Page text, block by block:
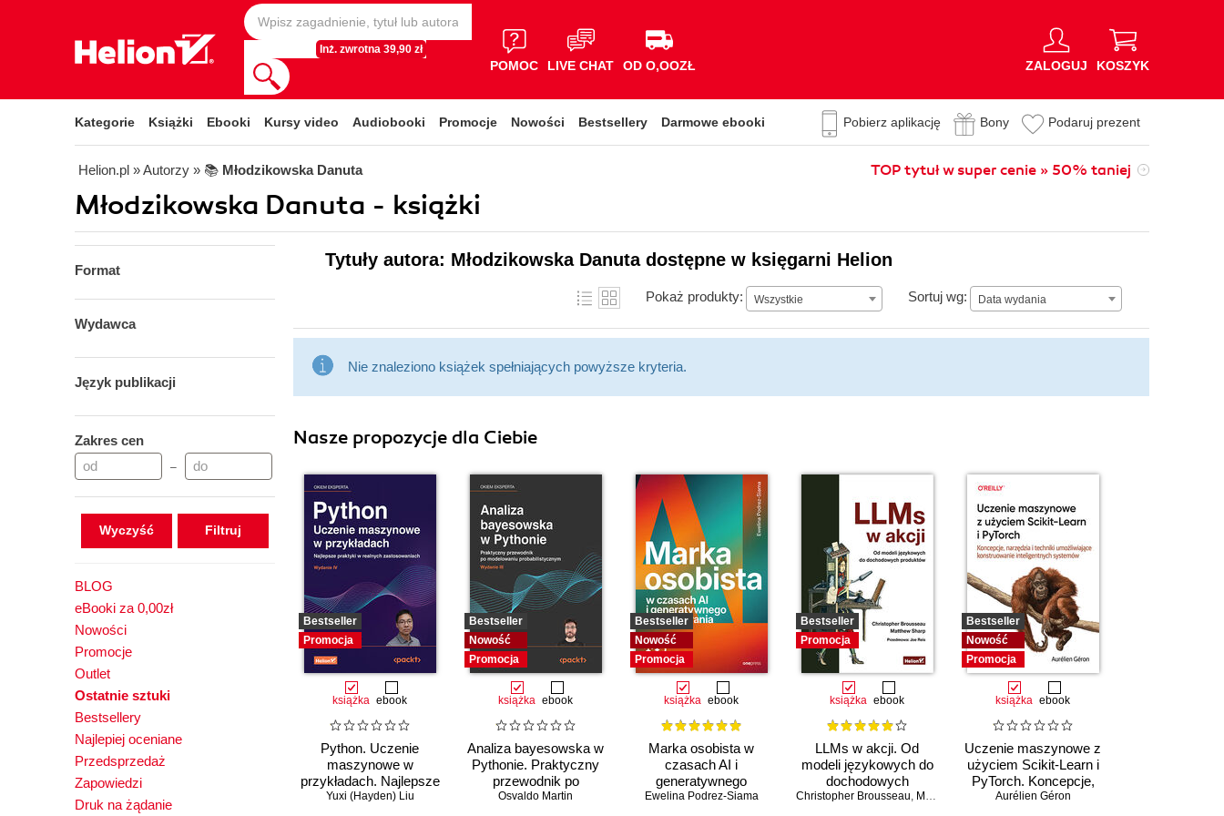
Inż. zwrotna 39,90 zł
POMOC LIVE CHAT OD O,OOZŁ ZALOGUJ KOSZYK
Kategorie Książki Ebooki Kursy video Audiobooki Promocje Nowości Bestsellery Darmowe ebooki Pobierz aplikację Bony Podaruj prezent
Helion.pl » Autorzy » 📚 Młodzikowska Danuta TOP tytuł w super cenie » 50% taniej
Młodzikowska Danuta - książki
Format
Wydawca
Język publikacji
Zakres cen
–
Wyczyść
BLOG
eBooki za 0,00zł
Nowości
Promocje
Outlet
Ostatnie sztuki
Bestsellery
Najlepiej oceniane
Przedsprzedaż
Zapowiedzi
Druk na żądanie
Tytuły autora: Młodzikowska Danuta dostępne w księgarni Helion
Pokaż produkty: Wszystkie Sortuj wg: Data wydania
Data wydania
Nie znaleziono książek spełniających powyższe kryteria.
Nasze propozycje dla Ciebie
Bestseller
Promocja
książka ebook
Python. Uczenie
maszynowe w
przykładach. Najlepsze
praktyki w realnych
Yuxi (Hayden) Liu
Bestseller
Nowość
Promocja
książka ebook
Analiza bayesowska w
Pythonie. Praktyczny
przewodnik po
modelowaniu
Osvaldo Martin
Bestseller
Nowość
Promocja
książka ebook
Marka osobista w
czasach AI i
generatywnego
wyszukiwania
Ewelina Podrez-Siama
Bestseller
Promocja
książka ebook
LLMs w akcji. Od
modeli językowych do
dochodowych
produktów
Christopher Brousseau, Matt Sharp
Bestseller
Nowość
Promocja
książka ebook
Uczenie maszynowe z
użyciem Scikit-Learn i
PyTorch. Koncepcje,
narzędzia i techniki
Aurélien Géron